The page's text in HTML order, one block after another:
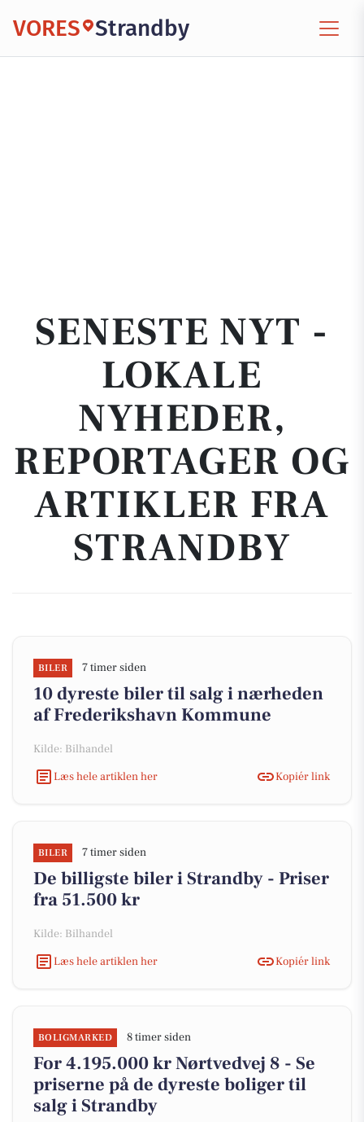
VORES Strandby
SENESTE NYT -
LOKALE
NYHEDER,
REPORTAGER OG
ARTIKLER FRA
STRANDBY
BILER 7 timer siden
10 dyreste biler til salg i nærheden
af Frederikshavn Kommune
Kilde: Bilhandel
Læs hele artiklen her
Kopiér link
BILER 7 timer siden
De billigste biler i Strandby - Priser
fra 51.500 kr
Kilde: Bilhandel
Læs hele artiklen her
Kopiér link
BOLIGMARKED 8 timer siden
For 4.195.000 kr Nørtvedvej 8 - Se
priserne på de dyreste boliger til
salg i Strandby